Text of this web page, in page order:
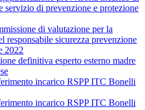
servizio di prevenzione e protezione
di valutazione per la
responsabile sicurezza prevenzione
2022
definitiva esperto esterno madre
incarico RSPP ITC Bonelli
incarico RSPP ITC Bonelli